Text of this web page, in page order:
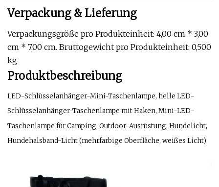
Verpackung & Lieferung
Verpackungsgröße pro Produkteinheit: 4,00 cm * 3,00
cm * 7,00 cm. Bruttogewicht pro Produkteinheit: 0,500
kg
Produktbeschreibung
LED-Schlüsselanhänger-Mini-Taschenlampe, helle LED-
Schlüsselanhänger-Taschenlampe mit Haken, Mini-LED-
Taschenlampe für Camping, Outdoor-Ausrüstung, Hundelicht,
Hundehalsband-Licht (mehrfarbige Oberfläche, weißes Licht)